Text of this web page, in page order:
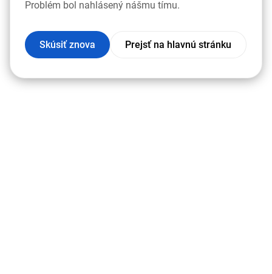
Problém bol nahlásený nášmu tímu.
Skúsiť znova Prejsť na hlavnú stránku